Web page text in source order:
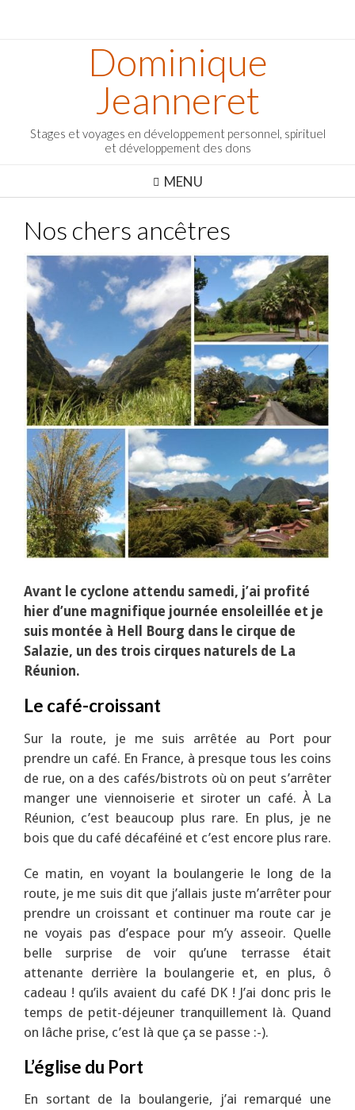
Dominique
Jeanneret
Stages et voyages en développement personnel, spirituel
et développement des dons
MENU
Nos chers ancêtres
Avant le cyclone attendu samedi, j’ai profité
hier d’une magnifique journée ensoleillée et je
suis montée à Hell Bourg dans le cirque de
Salazie, un des trois cirques naturels de La
Réunion.
Le café-croissant
Sur la route, je me suis arrêtée au Port pour
prendre un café. En France, à presque tous les coins
de rue, on a des cafés/bistrots où on peut s’arrêter
manger une viennoiserie et siroter un café. À La
Réunion, c’est beaucoup plus rare. En plus, je ne
bois que du café décaféiné et c’est encore plus rare.
Ce matin, en voyant la boulangerie le long de la
route, je me suis dit que j’allais juste m’arrêter pour
prendre un croissant et continuer ma route car je
ne voyais pas d’espace pour m’y asseoir. Quelle
belle surprise de voir qu’une terrasse était
attenante derrière la boulangerie et, en plus, ô
cadeau ! qu’ils avaient du café DK ! J’ai donc pris le
temps de petit-déjeuner tranquillement là. Quand
on lâche prise, c’est là que ça se passe :-).
L’église du Port
En sortant de la boulangerie, j’ai remarqué une